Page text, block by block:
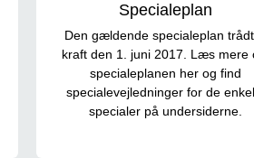
Specialeplan
Den gældende specialeplan
kraft den 1. juni 2017. Læs mere
specialeplanen her og find
specialevejledninger for de
specialer på undersiderne.